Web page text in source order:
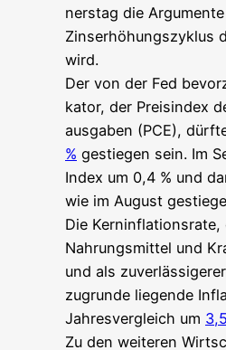
ners­tag die
Zins­er­hö­hungs­zy­klus
wird.
Der von der Fed
ka­tor, der Preis­in­dex
aus­ga­ben (PCE),
% gestie­gen sein. Im
Index um 0,4 % und
wie im August
Die
Nah­rungs­mit­tel und
und als
zugrun­de lie­gen­de
Jah­res­ver­gleich um
Zu den wei­te­ren